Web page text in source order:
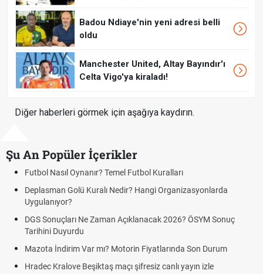
Badou Ndiaye'nin yeni adresi belli
oldu
Manchester United, Altay Bayındır'ı
Celta Vigo'ya kiraladı!
Diğer haberleri görmek için aşağıya kaydırın.
Şu An Popüler İçerikler
Nasıl Oynanır? Temel Futbol Kuralları
Golü Kuralı Nedir? Hangi Organizasyonlarda
Sonuçları Ne Zaman Açıklanacak 2026? ÖSYM Sonuç
Duyurdu
İndirim Var mı? Motorin Fiyatlarında Son Durum
Kralove Beşiktaş maçı şifresiz canlı yayın izle